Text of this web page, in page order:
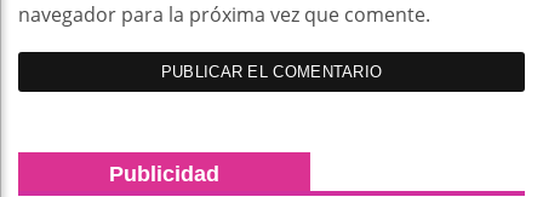
navegador para la próxima vez que comente.
Publicidad